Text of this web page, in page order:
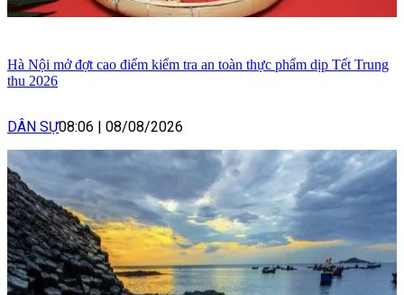
Hà Nội mở đợt cao điểm kiểm tra an toàn thực phẩm dịp Tết Trung
thu 2026
DÂN SỰ08:06 08/08/2026